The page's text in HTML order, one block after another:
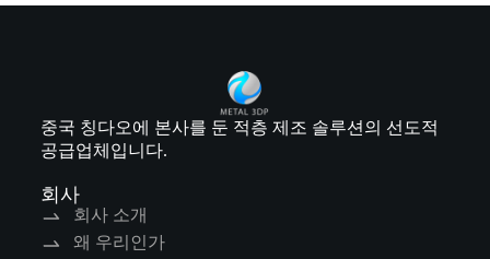
중국 칭다오에 본사를 둔 적층 제조 솔루션의 선도적
공급업체입니다.
회사
회사 소개
왜 우리인가